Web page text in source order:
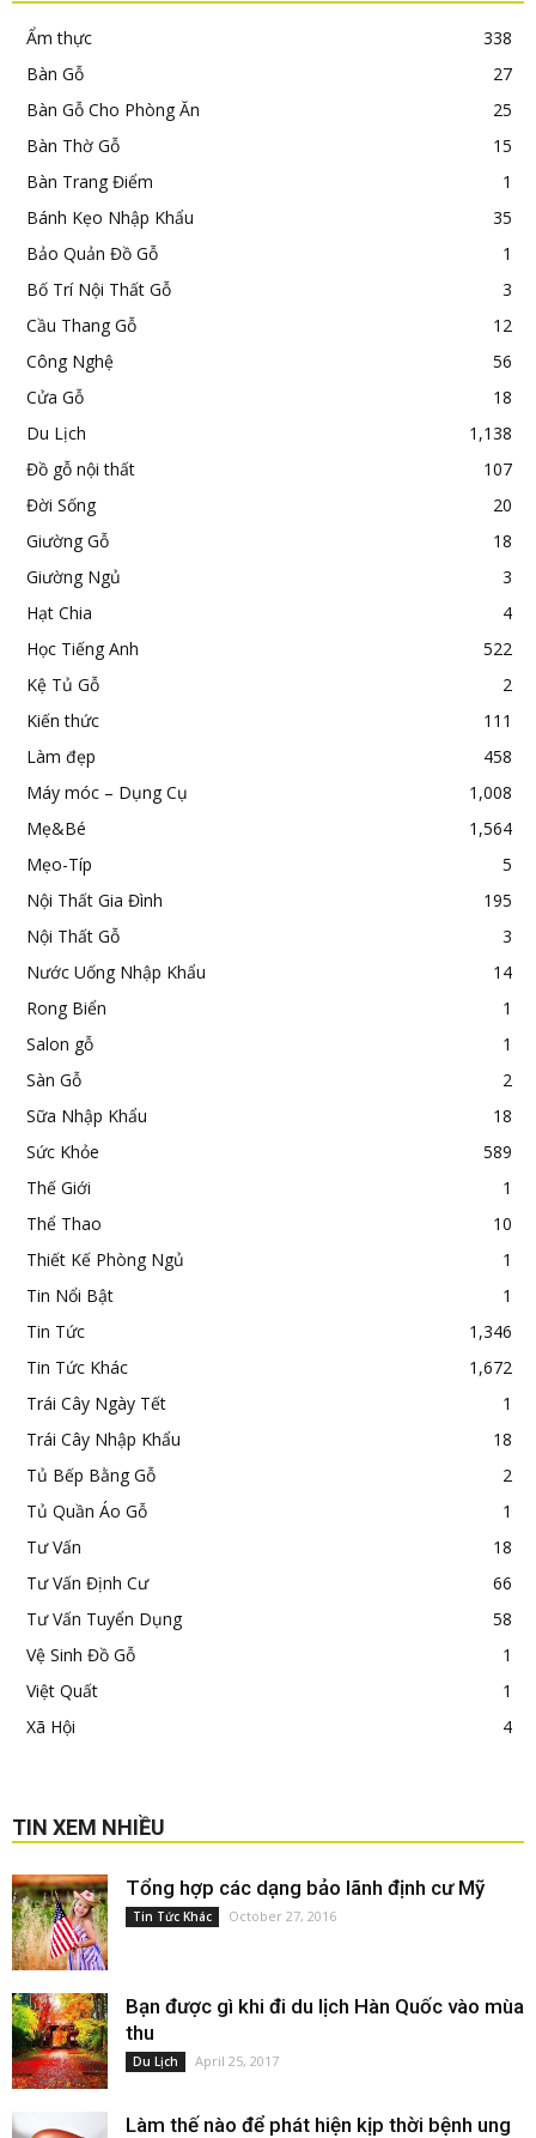
Ẩm thực
338
Bàn Gỗ
27
Bàn Gỗ Cho Phòng Ăn
25
Bàn Thờ Gỗ
15
Bàn Trang Điểm
1
Bánh Kẹo Nhập Khẩu
35
Bảo Quản Đồ Gỗ
1
Bố Trí Nội Thất Gỗ
3
Cầu Thang Gỗ
12
Công Nghệ
56
Cửa Gỗ
18
Du Lịch
1,138
Đồ gỗ nội thất
107
Đời Sống
20
Giường Gỗ
18
Giường Ngủ
3
Hạt Chia
4
Học Tiếng Anh
522
Kệ Tủ Gỗ
2
Kiến thức
111
Làm đẹp
458
Máy móc – Dụng Cụ
1,008
Mẹ&Bé
1,564
Mẹo-Típ
5
Nội Thất Gia Đình
195
Nội Thất Gỗ
3
Nước Uống Nhập Khẩu
14
Rong Biển
1
Salon gỗ
1
Sàn Gỗ
2
Sữa Nhập Khẩu
18
Sức Khỏe
589
Thế Giới
1
Thể Thao
10
Thiết Kế Phòng Ngủ
1
Tin Nổi Bật
1
Tin Tức
1,346
Tin Tức Khác
1,672
Trái Cây Ngày Tết
1
Trái Cây Nhập Khẩu
18
Tủ Bếp Bằng Gỗ
2
Tủ Quần Áo Gỗ
1
Tư Vấn
18
Tư Vấn Định Cư
66
Tư Vấn Tuyển Dụng
58
Vệ Sinh Đồ Gỗ
1
Việt Quất
1
Xã Hội
4
TIN XEM NHIỀU
Tổng hợp các dạng bảo lãnh định cư Mỹ
Tin Tức Khác October 27, 2016
Bạn được gì khi đi du lịch Hàn Quốc vào mùa
thu
Du Lịch April 25, 2017
Làm thế nào để phát hiện kịp thời bệnh ung